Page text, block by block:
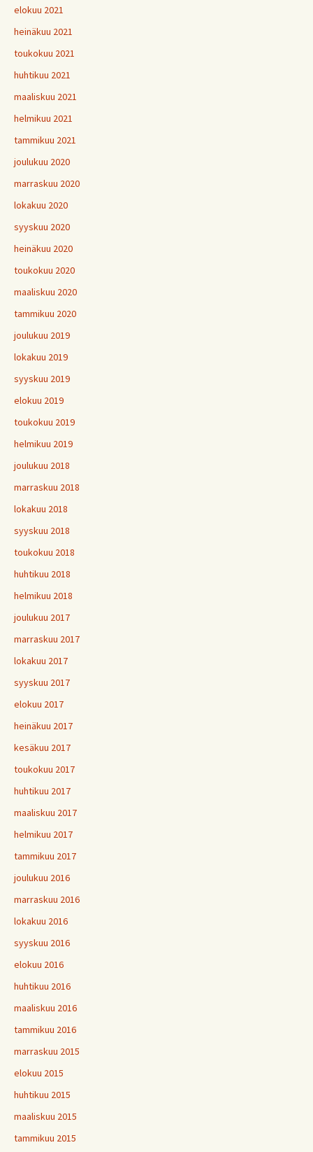
elokuu 2021
heinäkuu 2021
toukokuu 2021
huhtikuu 2021
maaliskuu 2021
helmikuu 2021
tammikuu 2021
joulukuu 2020
marraskuu 2020
lokakuu 2020
syyskuu 2020
heinäkuu 2020
toukokuu 2020
maaliskuu 2020
tammikuu 2020
joulukuu 2019
lokakuu 2019
syyskuu 2019
elokuu 2019
toukokuu 2019
helmikuu 2019
joulukuu 2018
marraskuu 2018
lokakuu 2018
syyskuu 2018
toukokuu 2018
huhtikuu 2018
helmikuu 2018
joulukuu 2017
marraskuu 2017
lokakuu 2017
syyskuu 2017
elokuu 2017
heinäkuu 2017
kesäkuu 2017
toukokuu 2017
huhtikuu 2017
maaliskuu 2017
helmikuu 2017
tammikuu 2017
joulukuu 2016
marraskuu 2016
lokakuu 2016
syyskuu 2016
elokuu 2016
huhtikuu 2016
maaliskuu 2016
tammikuu 2016
marraskuu 2015
elokuu 2015
huhtikuu 2015
maaliskuu 2015
tammikuu 2015